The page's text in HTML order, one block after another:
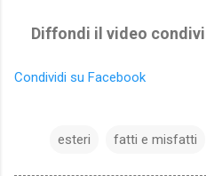
Diffondi il video
Condividi su Facebook
esteri fatti e misfatti